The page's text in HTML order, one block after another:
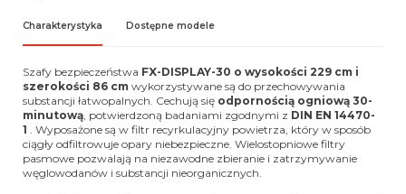
Charakterystyka Dostępne modele
Szafy bezpieczeństwa FX-DISPLAY-30 o wysokości 229 cm i
szerokości 86 cm wykorzystywane są do przechowywania
substancji łatwopalnych. Cechują się odpornością ogniową 30-
minutową, potwierdzoną badaniami zgodnymi z DIN EN 14470-
1 . Wyposażone są w filtr recyrkulacyjny powietrza, który w sposób
ciągły odfiltrowuje opary niebezpieczne. Wielostopniowe filtry
pasmowe pozwalają na niezawodne zbieranie i zatrzymywanie
węglowodanów i substancji nieorganicznych.